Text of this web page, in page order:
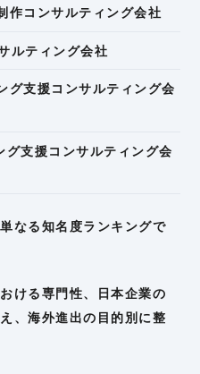
コンサルティング会社
ルティング会社
支援コンサルティング会
支援コンサルティング会
なる知名度ランキングで
ける専門性、日本企業の
、海外進出の目的別に整